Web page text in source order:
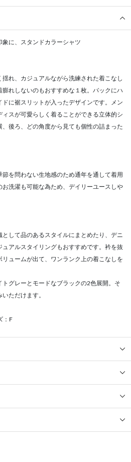
象に、スタンドカラーシャツ
れ、カジュアルながら洗練された着こなし
れしないのもおすすめな１枚。バックにハ
に裾スリットが入ったデザインです。メン
スが可愛らしく着ることができる立体的シ
後ろ、どの角度から見ても個性の詰まった
を問わない生地感のため通年を通して着用
洗濯も可能な為ため、デイリーユースしや
して品のあるスタイルにまとめたり、デニ
アルスタイリングもおすすめです。衿を抜
ュームが出て、ワンランク上の着こなしを
グレーとモードなブラックの2色展開。そ
ただけます。
：F